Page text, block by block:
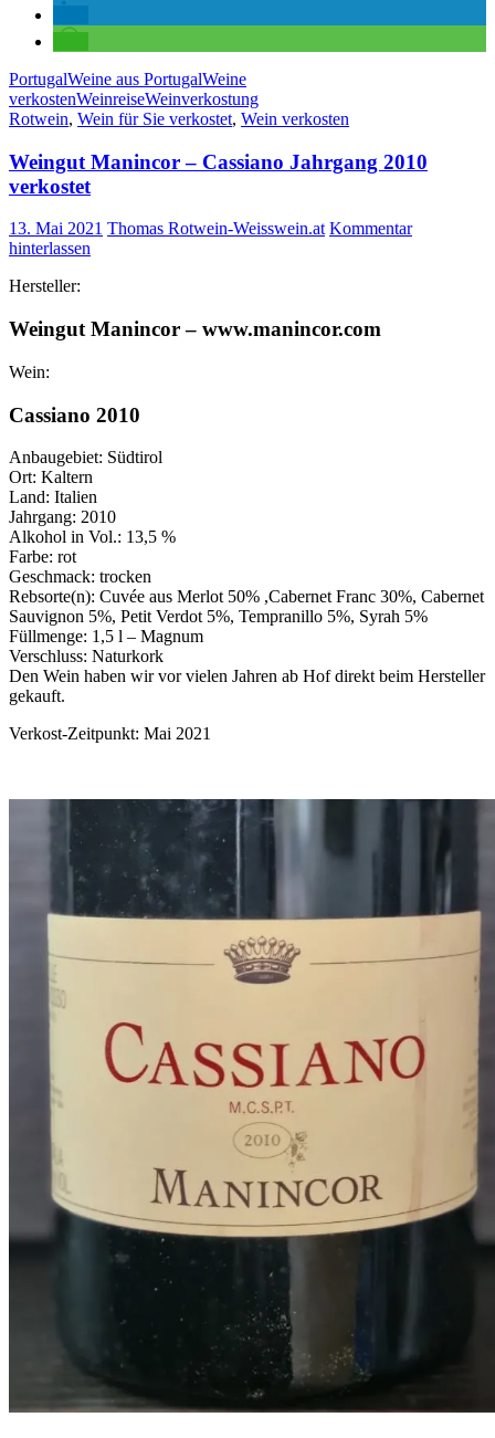
PortugalWeine aus PortugalWeine
verkostenWeinreiseWeinverkostung
Rotwein, Wein für Sie verkostet, Wein verkosten
Weingut Manincor – Cassiano Jahrgang 2010
verkostet
13. Mai 2021 Thomas Rotwein-Weisswein.at Kommentar
hinterlassen
Hersteller:
Weingut Manincor – www.manincor.com
Wein:
Cassiano 2010
Anbaugebiet: Südtirol
Ort: Kaltern
Land: Italien
Jahrgang: 2010
Alkohol in Vol.: 13,5 %
Farbe: rot
Geschmack: trocken
Rebsorte(n): Cuvée aus Merlot 50% ,Cabernet Franc 30%, Cabernet
Sauvignon 5%, Petit Verdot 5%, Tempranillo 5%, Syrah 5%
Füllmenge: 1,5 l – Magnum
Verschluss: Naturkork
Den Wein haben wir vor vielen Jahren ab Hof direkt beim Hersteller
gekauft.
Verkost-Zeitpunkt: Mai 2021